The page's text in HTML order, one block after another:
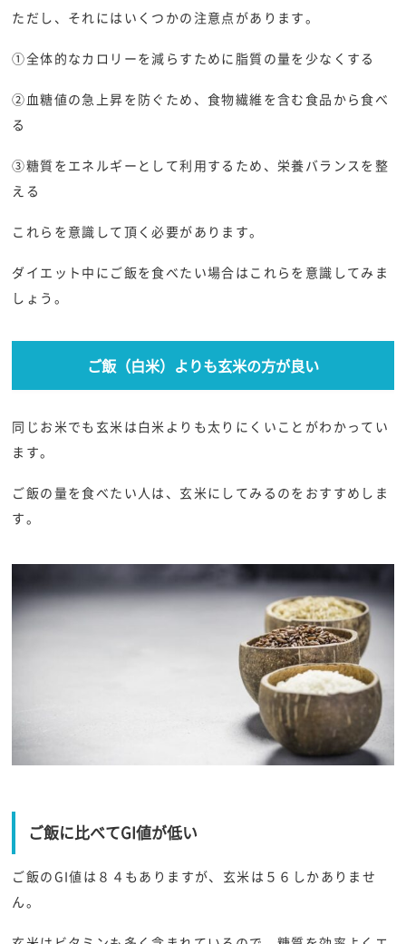
ただし、それにはいくつかの注意点があります。
①全体的なカロリーを減らすために脂質の量を少なくする
②血糖値の急上昇を防ぐため、食物繊維を含む食品から食べ
る
③糖質をエネルギーとして利用するため、栄養バランスを整
える
これらを意識して頂く必要があります。
ダイエット中にご飯を食べたい場合はこれらを意識してみま
しょう。
ご飯（白米）よりも玄米の方が良い
同じお米でも玄米は白米よりも太りにくいことがわかってい
ます。
ご飯の量を食べたい人は、玄米にしてみるのをおすすめしま
す。
ご飯に比べてGI値が低い
ご飯のGI値は８４もありますが、玄米は５６しかありませ
ん。